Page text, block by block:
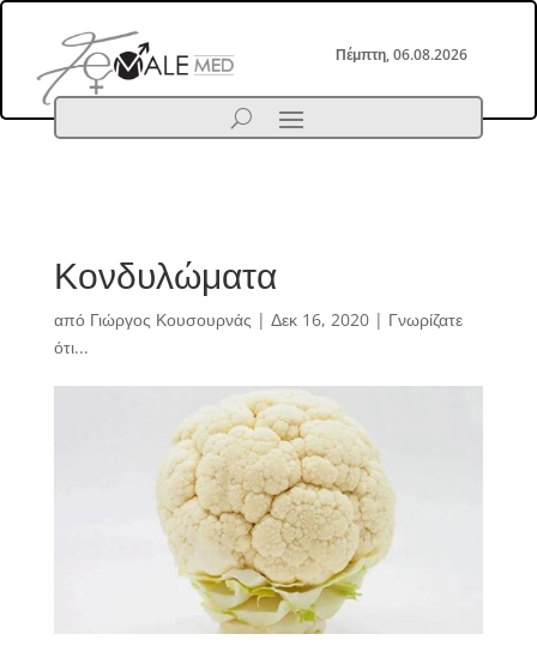
Πέμπτη, 06.08.2026
Κονδυλώματα
από Γιώργος Κουσουρνάς | Δεκ 16, 2020| Γνωρίζατε
ότι...